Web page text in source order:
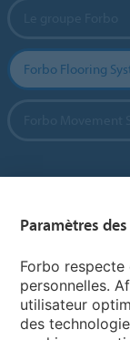
Forbo Flooring
My Forbo
Paramètres
Forbo
personnelles.
utilisateur
des